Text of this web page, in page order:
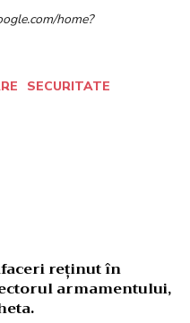
home?
SECURITATE
reținut în
armamentului,